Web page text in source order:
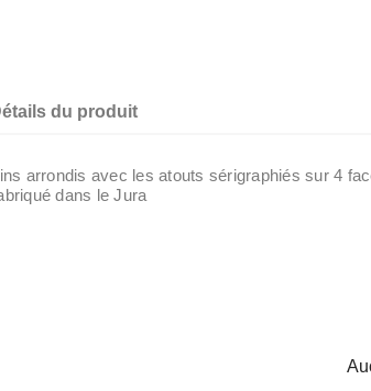
du produit
arrondis avec les atouts sérigraphiés sur 4
dans le Jura